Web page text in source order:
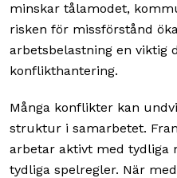
minskar tålamodet,
risken för missförstånd
arbetsbelastning en viktig
konflikthantering.
Många konflikter kan
struktur i samarbetet.
arbetar aktivt med tydliga
tydliga spelregler. När